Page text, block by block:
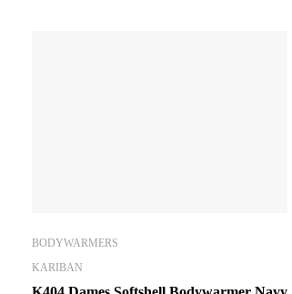
BODYWARMERS
KARIBAN